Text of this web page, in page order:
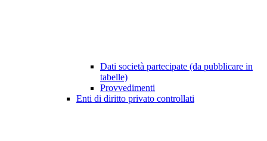
Dati società partecipate (da pubblicare in
tabelle)
Provvedimenti
Enti di diritto privato controllati